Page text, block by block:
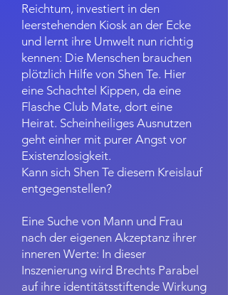
Reichtum, investiert in den
leerstehenden Kiosk an der Ecke
und lernt ihre Umwelt nun richtig
kennen: Die Menschen brauchen
plötzlich Hilfe von Shen Te. Hier
eine Schachtel Kippen, da eine
Flasche Club Mate, dort eine
Heirat. Scheinheiliges Ausnutzen
geht einher mit purer Angst vor
Existenzlosigkeit.
Kann sich Shen Te diesem Kreislauf
entgegenstellen?
Eine Suche von Mann und Frau
nach der eigenen Akzeptanz ihrer
inneren Werte: In dieser
Inszenierung wird Brechts Parabel
auf ihre identitätsstiftende Wirkung